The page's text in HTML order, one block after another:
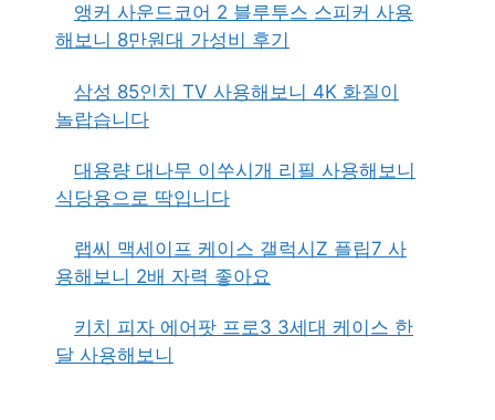
앵커 사운드코어 2 블루투스 스피커 사용
해보니 8만원대 가성비 후기
삼성 85인치 TV 사용해보니 4K 화질이
놀랍습니다
대용량 대나무 이쑤시개 리필 사용해보니
식당용으로 딱입니다
랩씨 맥세이프 케이스 갤럭시Z 플립7 사
용해보니 2배 자력 좋아요
키치 피자 에어팟 프로3 3세대 케이스 한
달 사용해보니